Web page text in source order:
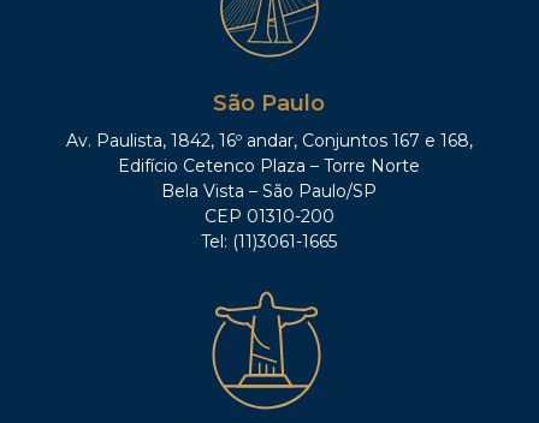
São Paulo
Av. Paulista, 1842, 16º andar, Conjuntos 167 e 168,
Edifício Cetenco Plaza – Torre Norte
Bela Vista – São Paulo/SP
CEP 01310-200
Tel: (11)3061-1665